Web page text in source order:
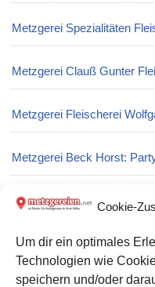
Cookie-
Um dir ein optimales
Technologien wie
speichern und/oder
Metzgerei Spezialitäten
Metzgerei Clauß Gunter
Metzgerei Fleischerei
Metzgerei Beck Horst:
Metzgerei Burk Siegfried in
Metzgerei Micheler Peter